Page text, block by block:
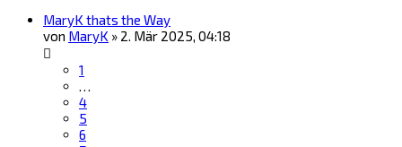
MaryK thats the Way
von MaryK » 2. Mär 2025, 04:18
1
…
4
5
6